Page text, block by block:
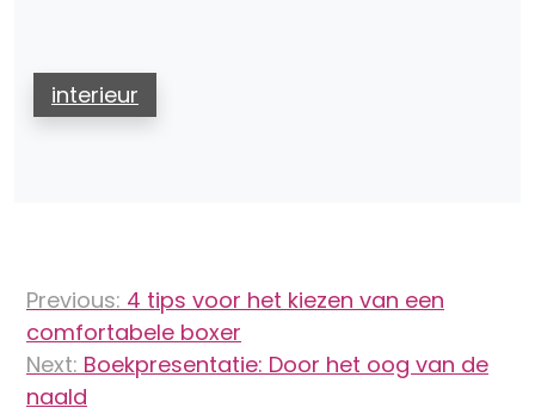
interieur
navigatie
Previous: 4 tips voor het kiezen van een
comfortabele boxer
Next: Boekpresentatie: Door het oog van de
naald